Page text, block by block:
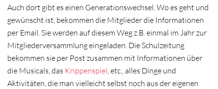
Auch dort gibt es einen Generationswechsel. Wo es geht und
gewünscht ist, bekommen die Mitglieder die Informationen
per Email. Sie werden auf diesem Weg z.B.einmal im Jahr zur
Mitgliederversammlung eingeladen. Die Schulzeitung
bekommen sie per Post zusammen mit Informationen über
die Musicals, das Krippenspiel, etc., alles Dinge und
Aktivitäten, die man vielleicht selbst noch aus der eigenen